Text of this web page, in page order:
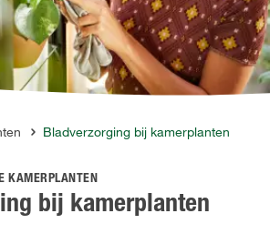
Bladverzorging bij kamerplanten
KAMERPLANTEN
bij kamerplanten